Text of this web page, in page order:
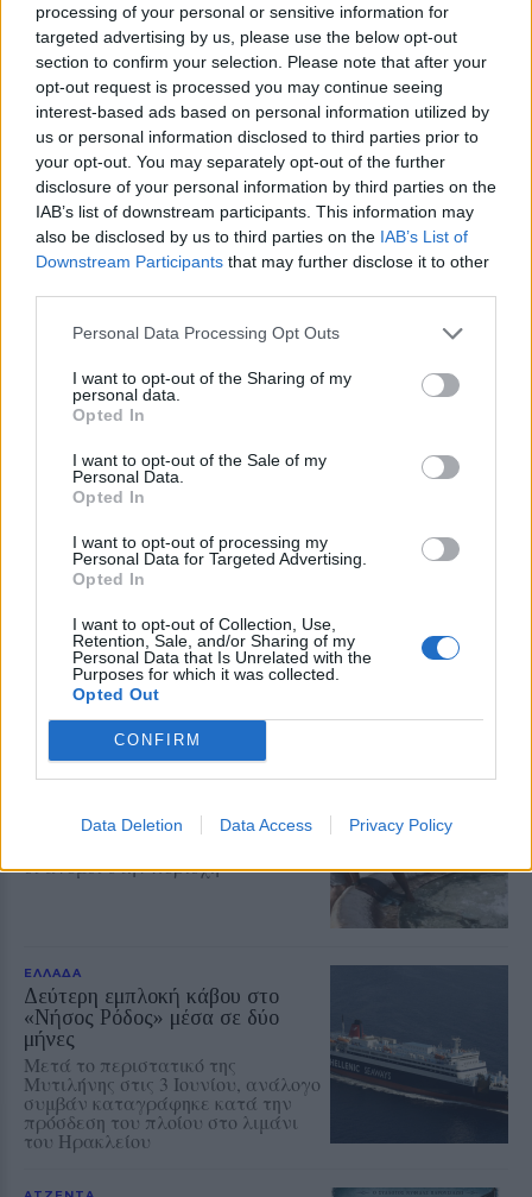
processing of your personal or sensitive information for
targeted advertising by us, please use the below opt-out
section to confirm your selection. Please note that after your
opt-out request is processed you may continue seeing
interest-based ads based on personal information utilized by
us or personal information disclosed to third parties prior to
your opt-out. You may separately opt-out of the further
disclosure of your personal information by third parties on the
IAB’s list of downstream participants. This information may
also be disclosed by us to third parties on the IAB’s List of
Downstream Participants that may further disclose it to other
Personal Data Processing Opt Outs
I want to opt-out of the Sharing of my
personal data.
Opted In
I want to opt-out of the Sale of my
Personal Data.
Opted In
I want to opt-out of processing my
Personal Data for Targeted Advertising.
Opted In
I want to opt-out of Collection, Use,
Retention, Sale, and/or Sharing of my
Personal Data that Is Unrelated with the
Purposes for which it was collected.
Opted Out
CONFIRM
Data Deletion Data Access Privacy Policy
κατά τη διάρκεια των εργασιών
στην Ελευθερίου Βενιζέλου
ΤΟΥΡΙΣΜΟΣ
Πάνω από 65.000 Τούρκοι
τουρίστες στη Λέσβο στο
επτάμηνο
Καθοριστική για την τελική εικόνα
η τουριστική κίνηση έως το τέλος
Σεπτεμβρίου
Η Έλενα Παπαρίζου τραγουδά
αιμοδότες
Μεγάλη συναυλία στις 19
Αυγούστου στο Δημοτικό Στάδιο
Μυτιλήνης – Μέρος των εσόδων θα
διατεθεί για την ενίσχυση του
Συλλόγου Εθελοντών Αιμοδοτών
ΑΤΖΕΝΤΑ
Αφιέρωμα στον Νίκο Καλαϊτζή –
Μπινταγιάλα στον Μεσότοπο
Μουσική, φωτογραφία και
δραματοποίηση συνθέτουν την
εκδήλωση «Έρωτας με τις χορδές
των οργάνων» τη Δευτέρα 10
Αυγούστου
ΠΕΡΙΒΑΛΛΟΝ
Πενθήμερο υψηλών
Στους 38 βαθμούς ο υδράργυρος
οι άνεμοι στην περιοχή
ΕΛΛΑΔΑ
Δεύτερη εμπλοκή κάβου στο
«Νήσος Ρόδος» μέσα σε δύο
μήνες
Μετά το περιστατικό της
Μυτιλήνης στις 3 Ιουνίου, ανάλογο
συμβάν καταγράφηκε κατά την
πρόσδεση του πλοίου στο λιμάνι
του Ηρακλείου